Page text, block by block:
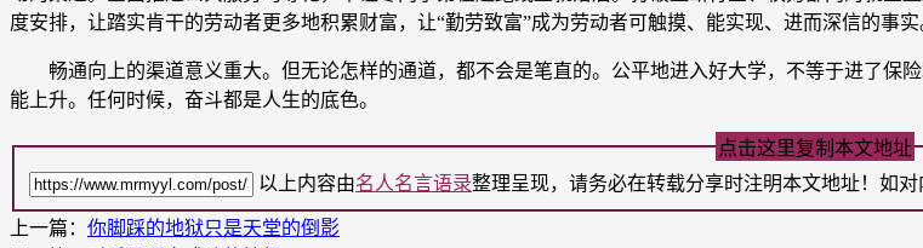
度安排，让踏实肯干的劳动者更多地积累财富，让“勤劳致富”成为劳动者可触摸、能实现、进而深信的事实
畅通向上的渠道意义重大。但无论怎样的通道，都不会是笔直的。公平地进入好大学，不等于进了保
能上升。任何时候，奋斗都是人生的底色。
点击这里复制本文地址
以上内容由名人名言语录整理呈现，请务必在转载分享时注明本文地址！如对
上一篇： 你脚踩的地狱只是天堂的倒影